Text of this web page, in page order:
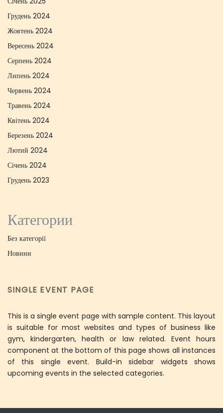
Грудень 2024
Жовтень 2024
Вересень 2024
Серпень 2024
Липень 2024
Червень 2024
Травень 2024
Квітень 2024
Березень 2024
Лютий 2024
Січень 2024
Грудень 2023
Категории
Без категорії
Новини
SINGLE EVENT PAGE
This is a single event page with sample content. This layout
is suitable for most websites and types of business like
gym, kindergarten, health or law related. Event hours
component at the bottom of this page shows all instances
of this single event. Build-in sidebar widgets shows
upcoming events in the selected categories.